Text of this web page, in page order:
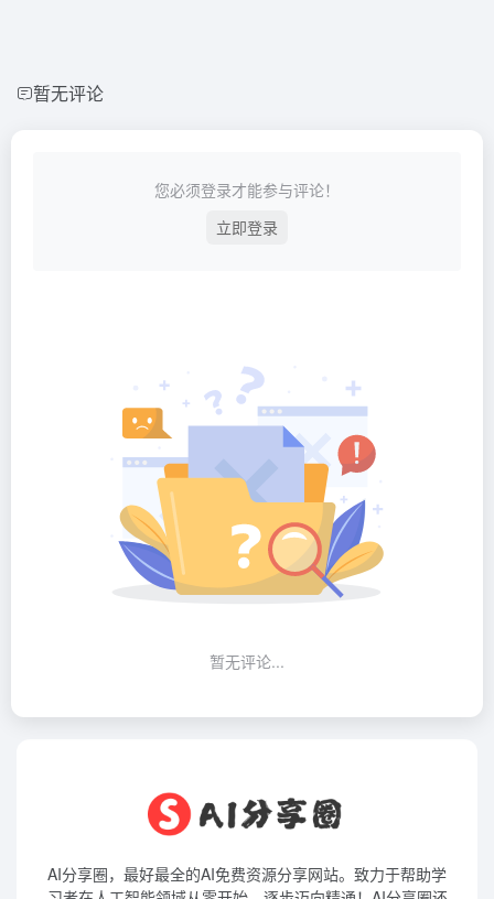
暂无评论
您必须登录才能参与评论！
立即登录
暂无评论...
AI分享圈，最好最全的AI免费资源分享网站。致力于帮助学